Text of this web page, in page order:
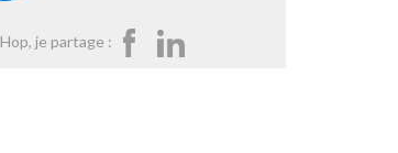
Hop, je partage :